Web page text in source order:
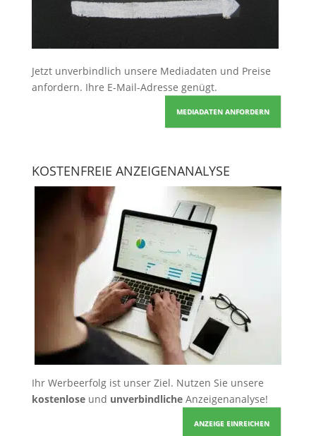
Jetzt unverbindlich unsere Mediadaten und Preise
anfordern. Ihre E-Mail-Adresse genügt.
MEDIADATEN ANFORDERN
KOSTENFREIE ANZEIGENANALYSE
Ihr Werbeerfolg ist unser Ziel. Nutzen Sie unsere
kostenloseund unverbindlicheAnzeigenanalyse!
ANZEIGE EINREICHEN